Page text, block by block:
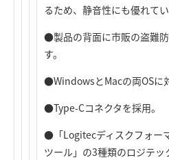
るため、静音性にも優れてい
●製品の背面に市販の盗難
す。
●WindowsとMacの両OSに
●Type-Cコネクタを採用。
●「Logitecディスクフォー
ツール」の3種類のロジテ